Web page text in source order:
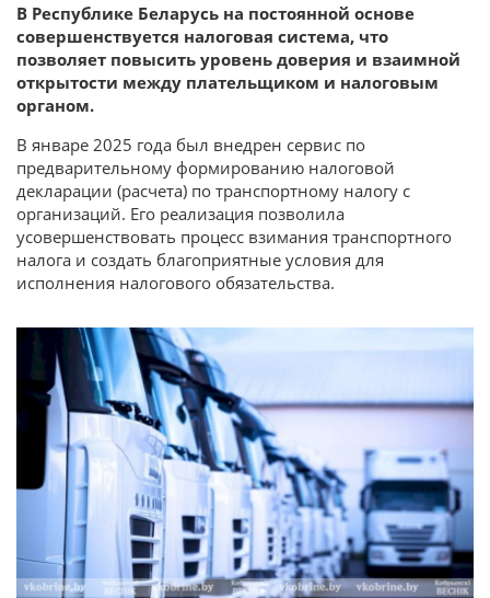
В Республике Беларусь на постоянной основе
совершенствуется налоговая система, что
позволяет повысить уровень доверия и взаимной
открытости между плательщиком и налоговым
органом.
В январе 2025 года был внедрен сервис по
предварительному формированию налоговой
декларации (расчета) по транспортному налогу с
организаций. Его реализация позволила
усовершенствовать процесс взимания транспортного
налога и создать благоприятные условия для
исполнения налогового обязательства.